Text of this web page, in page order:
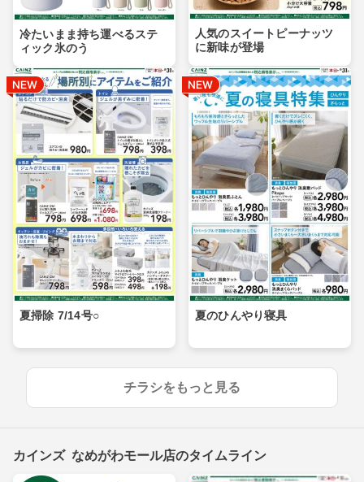
冷たいまま持ち運べるステ
ィック氷のう
人気のスイートピーナッツ
に新味が登場
夏掃除 7/14号○ 夏のひんやり寝具
チラシをもっと見る
カインズ なめがわモール店のタイムライン